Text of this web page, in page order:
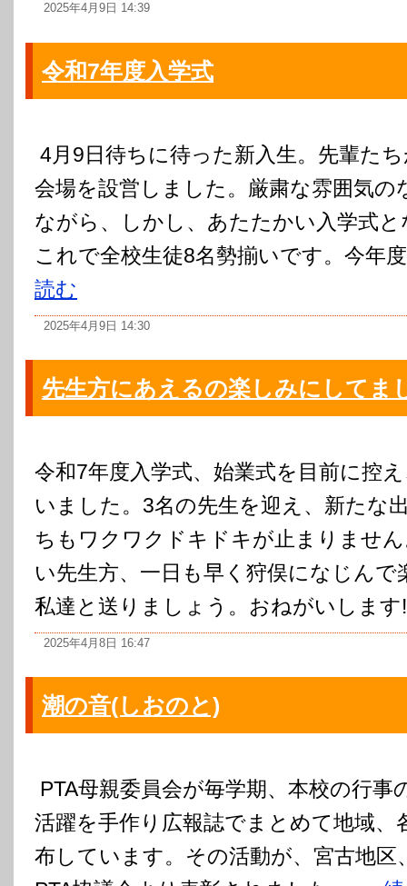
2025年4月9日 14:39
令和7年度入学式
4月9日待ちに待った新入生。先輩た
会場を設営しました。厳粛な雰囲気の
ながら、しかし、あたたかい入学式
これで全校生徒8名勢揃いです。今年
読む
2025年4月9日 14:30
先生方にあえるの楽しみにしてま
令和7年度入学式、始業式を目前に控
いました。3名の先生を迎え、新たな
ちもワクワクドキドキが止まりませ
い先生方、一日も早く狩俣になじん
私達と送りましょう。おねがいしま
2025年4月8日 16:47
潮の音(しおのと)
PTA母親委員会が毎学期、本校の行事
活躍を手作り広報誌でまとめて地域、
布しています。その活動が、宮古地区